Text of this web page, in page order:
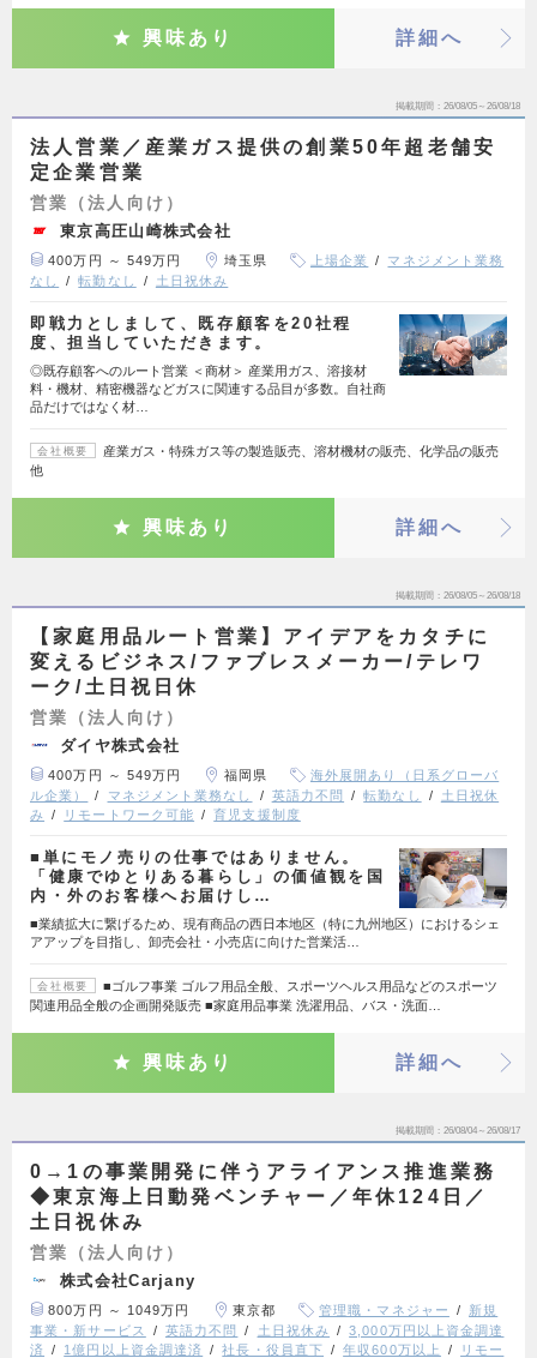
興味あり 詳細へ
掲載期間 26/08/05～26/08/18
法人営業／産業ガス提供の創業50年超老舗安
定企業営業
営業（法人向け）
東京高圧山崎株式会社
400万円 ～ 549万円 埼玉県 上場企業
マネジメント業務
なし
転勤なし 土日祝休み
即戦力としまして、既存顧客を20社程
度、担当していただきます。
◎既存顧客へのルート営業 ＜商材＞ 産業用ガス、溶接材
料・機材、精密機器などガスに関連する品目が多数。自社商
品だけではなく材…
会社概要
産業ガス・特殊ガス等の製造販売、溶材機材の販売、化学品の販売
他
興味あり 詳細へ
掲載期間 26/08/05～26/08/18
【家庭用品ルート営業】アイデアをカタチに
変えるビジネス/ファブレスメーカー/テレワ
ーク/土日祝日休
営業（法人向け）
ダイヤ株式会社
400万円 ～ 549万円 福岡県
海外展開あり（日系グローバ
ル企業）
マネジメント業務なし 英語力不問 転勤なし
土日祝休
み
リモートワーク可能 育児支援制度
■単にモノ売りの仕事ではありません。
「健康でゆとりある暮らし」の価値観を国
内・外のお客様へお届けし…
■業績拡大に繋げるため、現有商品の西日本地区（特に九州地区）におけるシェ
アアップを目指し、卸売会社・小売店に向けた営業活…
会社概要
■ゴルフ事業 ゴルフ用品全般、スポーツヘルス用品などのスポーツ
関連用品全般の企画開発販売 ■家庭用品事業 洗濯用品、バス・洗面…
興味あり 詳細へ
掲載期間 26/08/04～26/08/17
0→1の事業開発に伴うアライアンス推進業務
◆東京海上日動発ベンチャー／年休124日／
土日祝休み
営業（法人向け）
株式会社Carjany
800万円 ～ 1049万円 東京都 管理職・マネジャー
新規
事業・新サービス
英語力不問 土日祝休み
3,000万円以上資金調達
済
1億円以上資金調達済 社長・役員直下 年収600万以上
リモー